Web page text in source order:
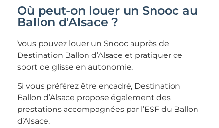
Où peut-on louer un Snooc au
Ballon d'Alsace ?
Vous pouvez louer un Snooc auprès de
Destination Ballon d’Alsace et pratiquer ce
sport de glisse en autonomie.
Si vous préférez être encadré, Destination
Ballon d’Alsace propose également des
prestations accompagnées par l’ESF du Ballon
d’Alsace.